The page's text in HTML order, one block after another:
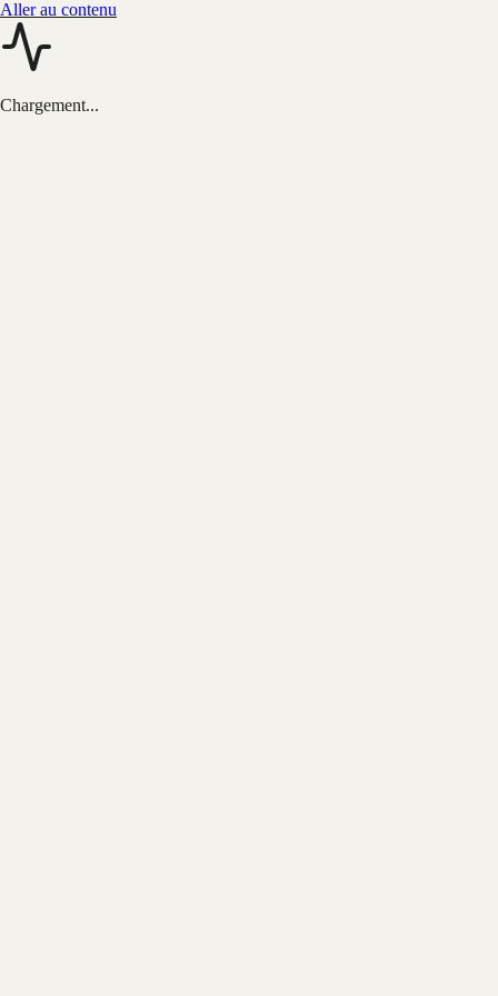
Aller au contenu
Chargement...